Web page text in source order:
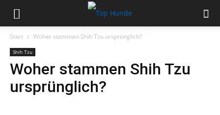
Start Woher stammen Shih Tzu ursprünglich?
Shih Tzu
Woher stammen Shih Tzu
ursprünglich?